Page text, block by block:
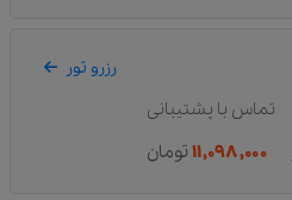
رزرو تور
تماس با پشتیبانی
۱۱,۰۹۸,۰۰۰ تومان